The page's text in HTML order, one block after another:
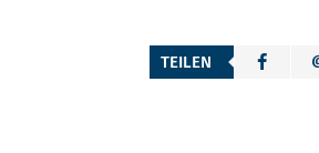
TEILEN